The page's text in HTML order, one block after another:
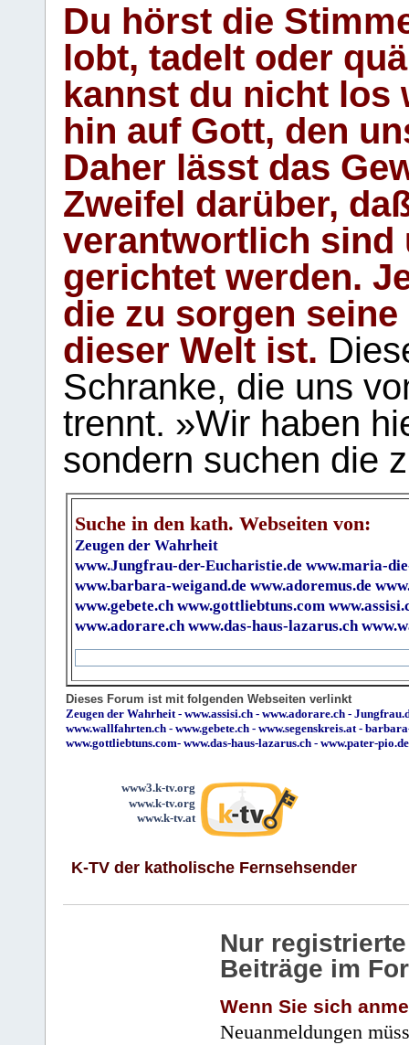
Du hörst die
lobt, tadelt oder
kannst du nicht los
hin auf Gott, den
Daher lässt das
Zweifel darüber,
verantwortlich sind
gerichtet werden.
die zu sorgen
dieser Welt ist.
Schranke, die uns
trennt. »Wir haben
sondern suchen die
Suche in den kath. Webseiten von:
Zeugen der Wahrheit
www.Jungfrau-der-Eucharistie.de www.maria-
www.barbara-weigand.de www.adoremus.de
www.gebete.ch www.gottliebtuns.com
www.adorare.ch www.das-haus-lazarus.ch
Dieses Forum ist mit folgenden Webseiten verlinkt
Zeugen der Wahrheit- www.assisi.ch - www.adorare.ch -
www.wallfahrten.ch - www.gebete.ch - www.segenskreis.at-
www.gottliebtuns.com- www.das-haus-lazarus.ch - www.pater-pio.de
www3.k-tv.org
www.k-tv.org
www.k-tv.at
K-TV der katholische Fernsehsender
Nur
Beiträge im
Wenn Sie sich
Neuanmeldungen